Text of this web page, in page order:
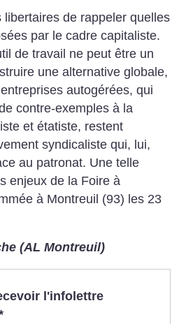
de rappeler quelles
par le cadre capitaliste.
de travail ne peut être un
une alternative globale,
autogérées, qui
contre-exemples à la
et étatiste, restent
syndicaliste qui, lui,
au patronat. Une telle
enjeux de la Foire à
à Montreuil (93) les 23
(AL Montreuil)
l'infolettre